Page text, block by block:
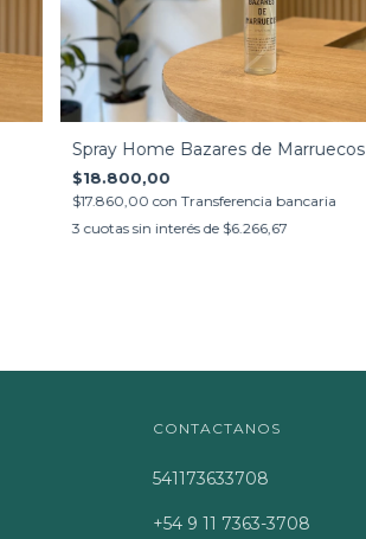
Spray Home Bazares de Marruecos
$18.800,00
$17.860,00 con Transferencia bancaria
3 cuotas sin interés de $6.266,67
CONTACTANOS
541173633708
+54 9 11 7363-3708